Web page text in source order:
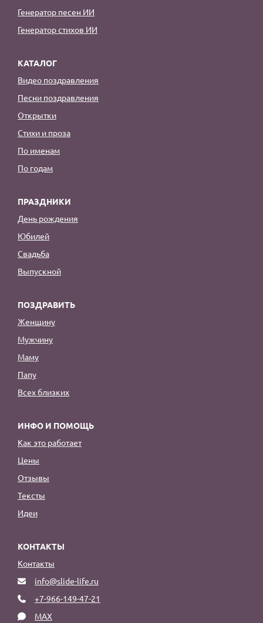
Генератор песен ИИ
Генератор стихов ИИ
КАТАЛОГ
Видео поздравления
Песни поздравления
Открытки
Стихи и проза
По именам
По годам
ПРАЗДНИКИ
День рождения
Юбилей
Свадьба
Выпускной
ПОЗДРАВИТЬ
Женщину
Мужчину
Маму
Папу
Всех близких
ИНФО И ПОМОЩЬ
Как это работает
Цены
Отзывы
Тексты
Идеи
КОНТАКТЫ
Контакты
info@slide-life.ru
+7-966-149-47-21
MAX